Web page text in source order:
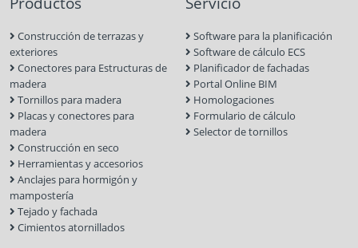
Construcción de terrazas y
exteriores
Conectores para Estructuras de
madera
Tornillos para madera
Placas y conectores para
madera
Construcción en seco
Herramientas y accesorios
Anclajes para hormigón y
mampostería
Tejado y fachada
Cimientos atornillados
Software para la planificación
Software de cálculo ECS
Planificador de fachadas
Portal Online BIM
Homologaciones
Formulario de cálculo
Selector de tornillos